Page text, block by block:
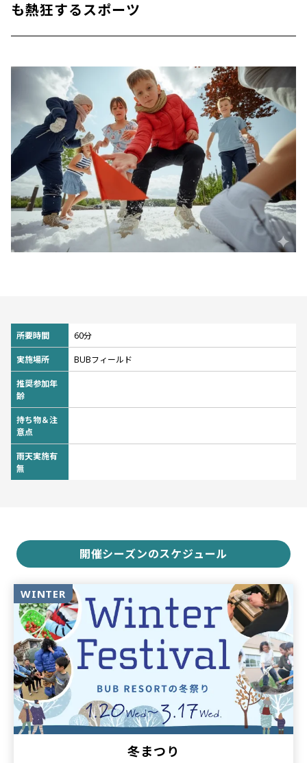
も熱狂するスポーツ
所要時間 60分
実施場所 BUBフィールド
推奨参加年
齢
持ち物＆注
意点
雨天実施有
無
開催シーズンのスケジュール
WINTER
冬まつり